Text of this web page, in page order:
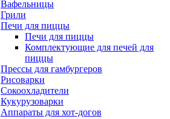
Вафельницы
Грили
Печи для пиццы
Печи для пиццы
Комплектующие для печей для
пиццы
Прессы для гамбургеров
Рисоварки
Сокоохладители
Кукурузоварки
Аппараты для хот-догов